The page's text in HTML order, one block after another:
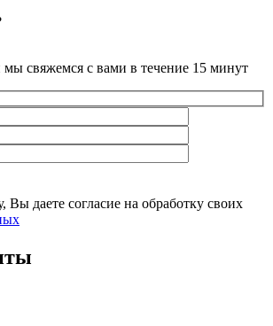
свяжемся с вами в течение 15 минут
даете согласие на обработку своих